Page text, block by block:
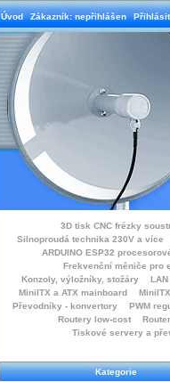
Úvod Zákazník: nepřihlášen Přihlásit
3D tisk CNC frézky
Silnoproudá technika 230V a více
ARDUINO ESP32
Frekvenční měniče pro
Konzoly, výložníky, stožáry
MiniITX a ATX mainboard
Převodníky - konvertory
PWM
Routery low-cost
Tiskové servery a
Kategorie